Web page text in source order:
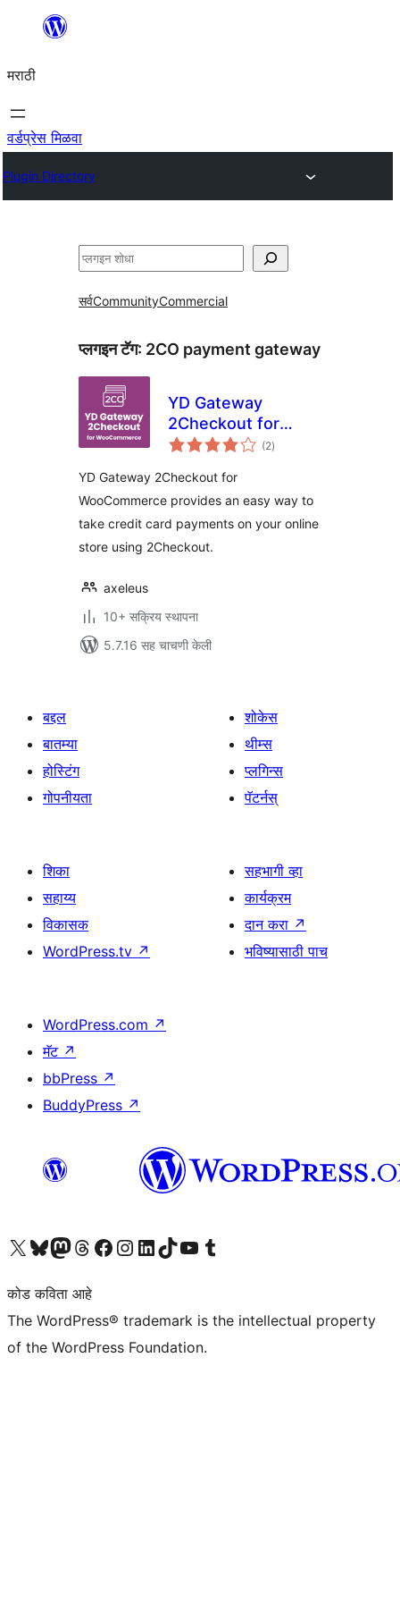
सामुग्रीवर
मराठी
वर्डप्रेस मिळवा
Plugin Directory
शोधा
सर्वCommunityCommercial
प्लगइन टॅग: 2CO payment gateway
YD Gateway
2Checkout for
WooCommerce
(2एकूण
मूल्यांकन
)
YD Gateway 2Checkout for
WooCommerce provides an easy way to
take credit card payments on your online
store using 2Checkout.
axeleus
10+ सक्रिय स्थापना
5.7.16 सह चाचणी केली
बद्दल
बातम्या
होस्टिंग
गोपनीयता
शोकेस
थीम्स
प्लगिन्स
पॅटर्नस्
शिका
सहाय्य
विकासक
WordPress.tv ↗
सहभागी व्हा
कार्यक्रम
दान करा ↗
भविष्यासाठी पाच
WordPress.com ↗
मॅट ↗
bbPress ↗
BuddyPress ↗
आमच्या X (एक्स) (पूर्वीचे ट्विटर) खात्याला भेट द्या आमच्या ब्लूस्की खात्याला भेट द्या.आमच्या Mastodon खात्याला भेट द्या.आमच्या थ्रेड्स खात्याला भेट द्या. आमच्या फेसबुक पेजला भेट द्या आमच्या इंस्टाग्राम खात्याला भेट द्या आमच्या लिंक्डइन खात्याला भेट द्या आमच्या टिकटॉक अकाउंटला भेट द्या.आमच्या यूट्यूब चॅनेलला भेट द्या आमच्या टंबलर खात्याला भेट द्या.
कोड कविता आहे
The WordPress® trademark is the intellectual property
of the WordPress Foundation.